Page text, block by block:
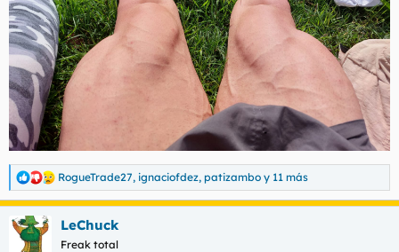
R
e
a
c
c
RogueTrade27, ignaciofdez, patizambo y 11 más
LeChuck
Freak total